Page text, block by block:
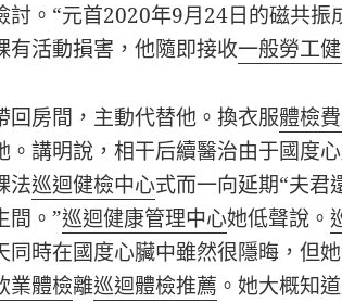
討。“元首2020年9月24日的磁共振
有活動損害，他隨即接收一般勞工
回房間，主動代替他。換衣服體檢
。講明說，相干后續醫治由于國度
法巡迴健檢中心式而一向延期“夫君
間。”巡迴健康管理中心她低聲說。
同時在國度心臟中雖然很隱晦，但
業體檢離巡迴體檢推薦 。她大概知